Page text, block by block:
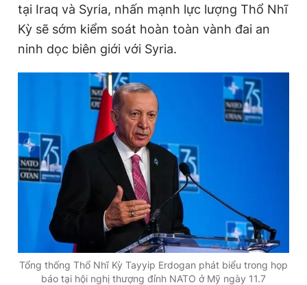
Theo dõi báo trên
Liên hệ quảng cáo
0908 780 404
Đặt báo Quảng cáo RSS
Tổng biên tập: Nguyễn Ngọc Toàn
Phó tổng biên tập thường trực: Hải Thành
Phó tổng biên tập: Lâm Hiếu Dũng
Phó tổng biên tập: Trần Việt Hưng
Tổng thư ký tòa soạn: Đức Trung
Giấy phép xuất bản số 110/GP - BTTTT cấp ngày 24.3.2020
© 2003-2026 Bản quyền thuộc về Báo Thanh Niên. Cấm sao
bản. Phát triển bởi ePi Technologies, JSC.
tại Iraq và Syria, nhấn mạnh lực lượng Thổ Nhĩ
Kỳ sẽ sớm kiểm soát hoàn toàn vành đai an
ninh dọc biên giới với Syria.
Tổng thống Thổ Nhĩ Kỳ Tayyip Erdogan phát biểu trong họp
báo tại hội nghị thượng đỉnh NATO ở Mỹ ngày 11.7